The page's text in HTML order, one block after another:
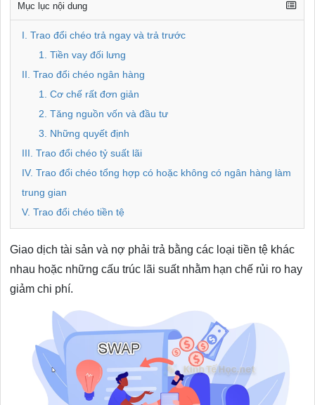
Mục lục nội dung
I. Trao đổi chéo trả ngay và trả trước
1. Tiền vay đối lưng
II. Trao đổi chéo ngân hàng
1. Cơ chế rất đơn giản
2. Tăng nguồn vốn và đầu tư
3. Những quyết định
III. Trao đổi chéo tỷ suất lãi
IV. Trao đổi chéo tổng hợp có hoặc không có ngân hàng làm
trung gian
V. Trao đổi chéo tiền tệ
Giao dịch tài sản và nợ phải trả bằng các loại tiền tệ khác
nhau hoặc những cấu trúc lãi suất nhằm hạn chế rủi ro hay
giảm chi phí.